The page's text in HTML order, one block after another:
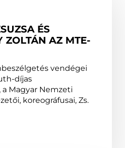
ÉS
ZOLTÁN AZ MTE-
vendégei
díjas
Magyar Nemzeti
koreográfusai, Zs.